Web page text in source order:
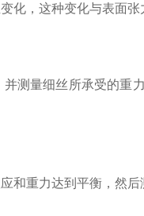
，这种变化与表面张
量细丝所承受的重
重力达到平衡，然后